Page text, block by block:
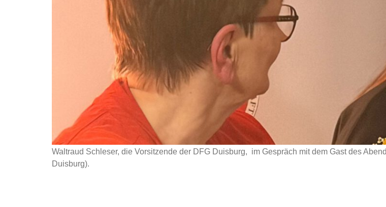
Waltraud Schleser, die Vorsitzende der DFG Duisburg, im Gespräch mit dem Gast des
Duisburg).